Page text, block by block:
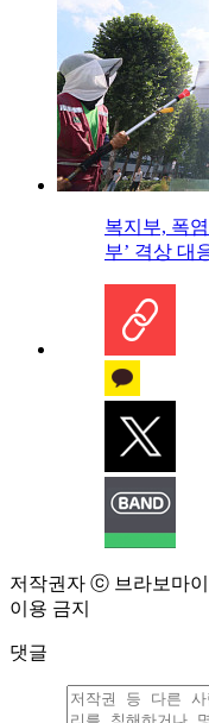
복지부, 폭
부’ 격상 대
저작권자 ⓒ 브라보마
이용 금지
댓글